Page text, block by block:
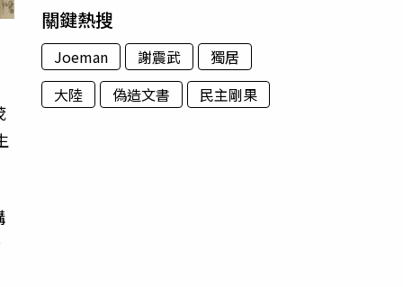
關鍵熱搜
Joeman 謝震武
獨居
大陸
偽造文書 民主剛果